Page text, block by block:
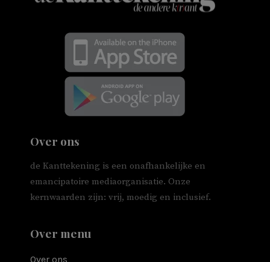
Over ons
de Kanttekening is een onafhankelijke en
emancipatoire mediaorganisatie. Onze
kernwaarden zijn: vrij, moedig en inclusief.
Over menu
Over ons